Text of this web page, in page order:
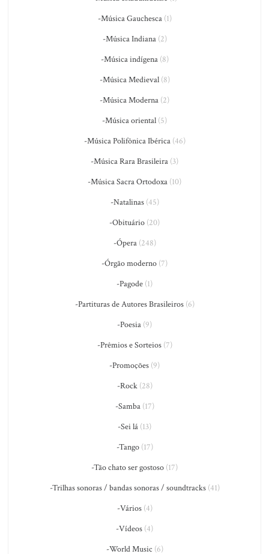
-Música Gauchesca(1)
-Música Indiana(2)
-Música indígena(8)
-Música Medieval(8)
-Música Moderna (2)
-Música oriental (5)
-Música Polifônica Ibérica(46)
-Música Rara Brasileira (3)
-Música Sacra Ortodoxa (10)
-Natalinas(45)
-Obituário (20)
-Ópera(248)
-Órgão moderno (7)
-Pagode (1)
-Partituras de Autores Brasileiros(6)
-Poesia (9)
-Prêmios e Sorteios(7)
-Promoções (9)
-Rock(28)
-Samba(17)
-Sei lá (13)
-Tango(17)
-Tão chato ser gostoso (17)
-Trilhas sonoras / bandas sonoras / soundtracks(41)
-Vários(4)
-Vídeos (4)
-World Music (6)